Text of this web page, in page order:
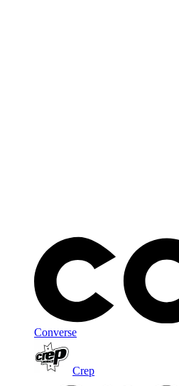
Converse
Crep